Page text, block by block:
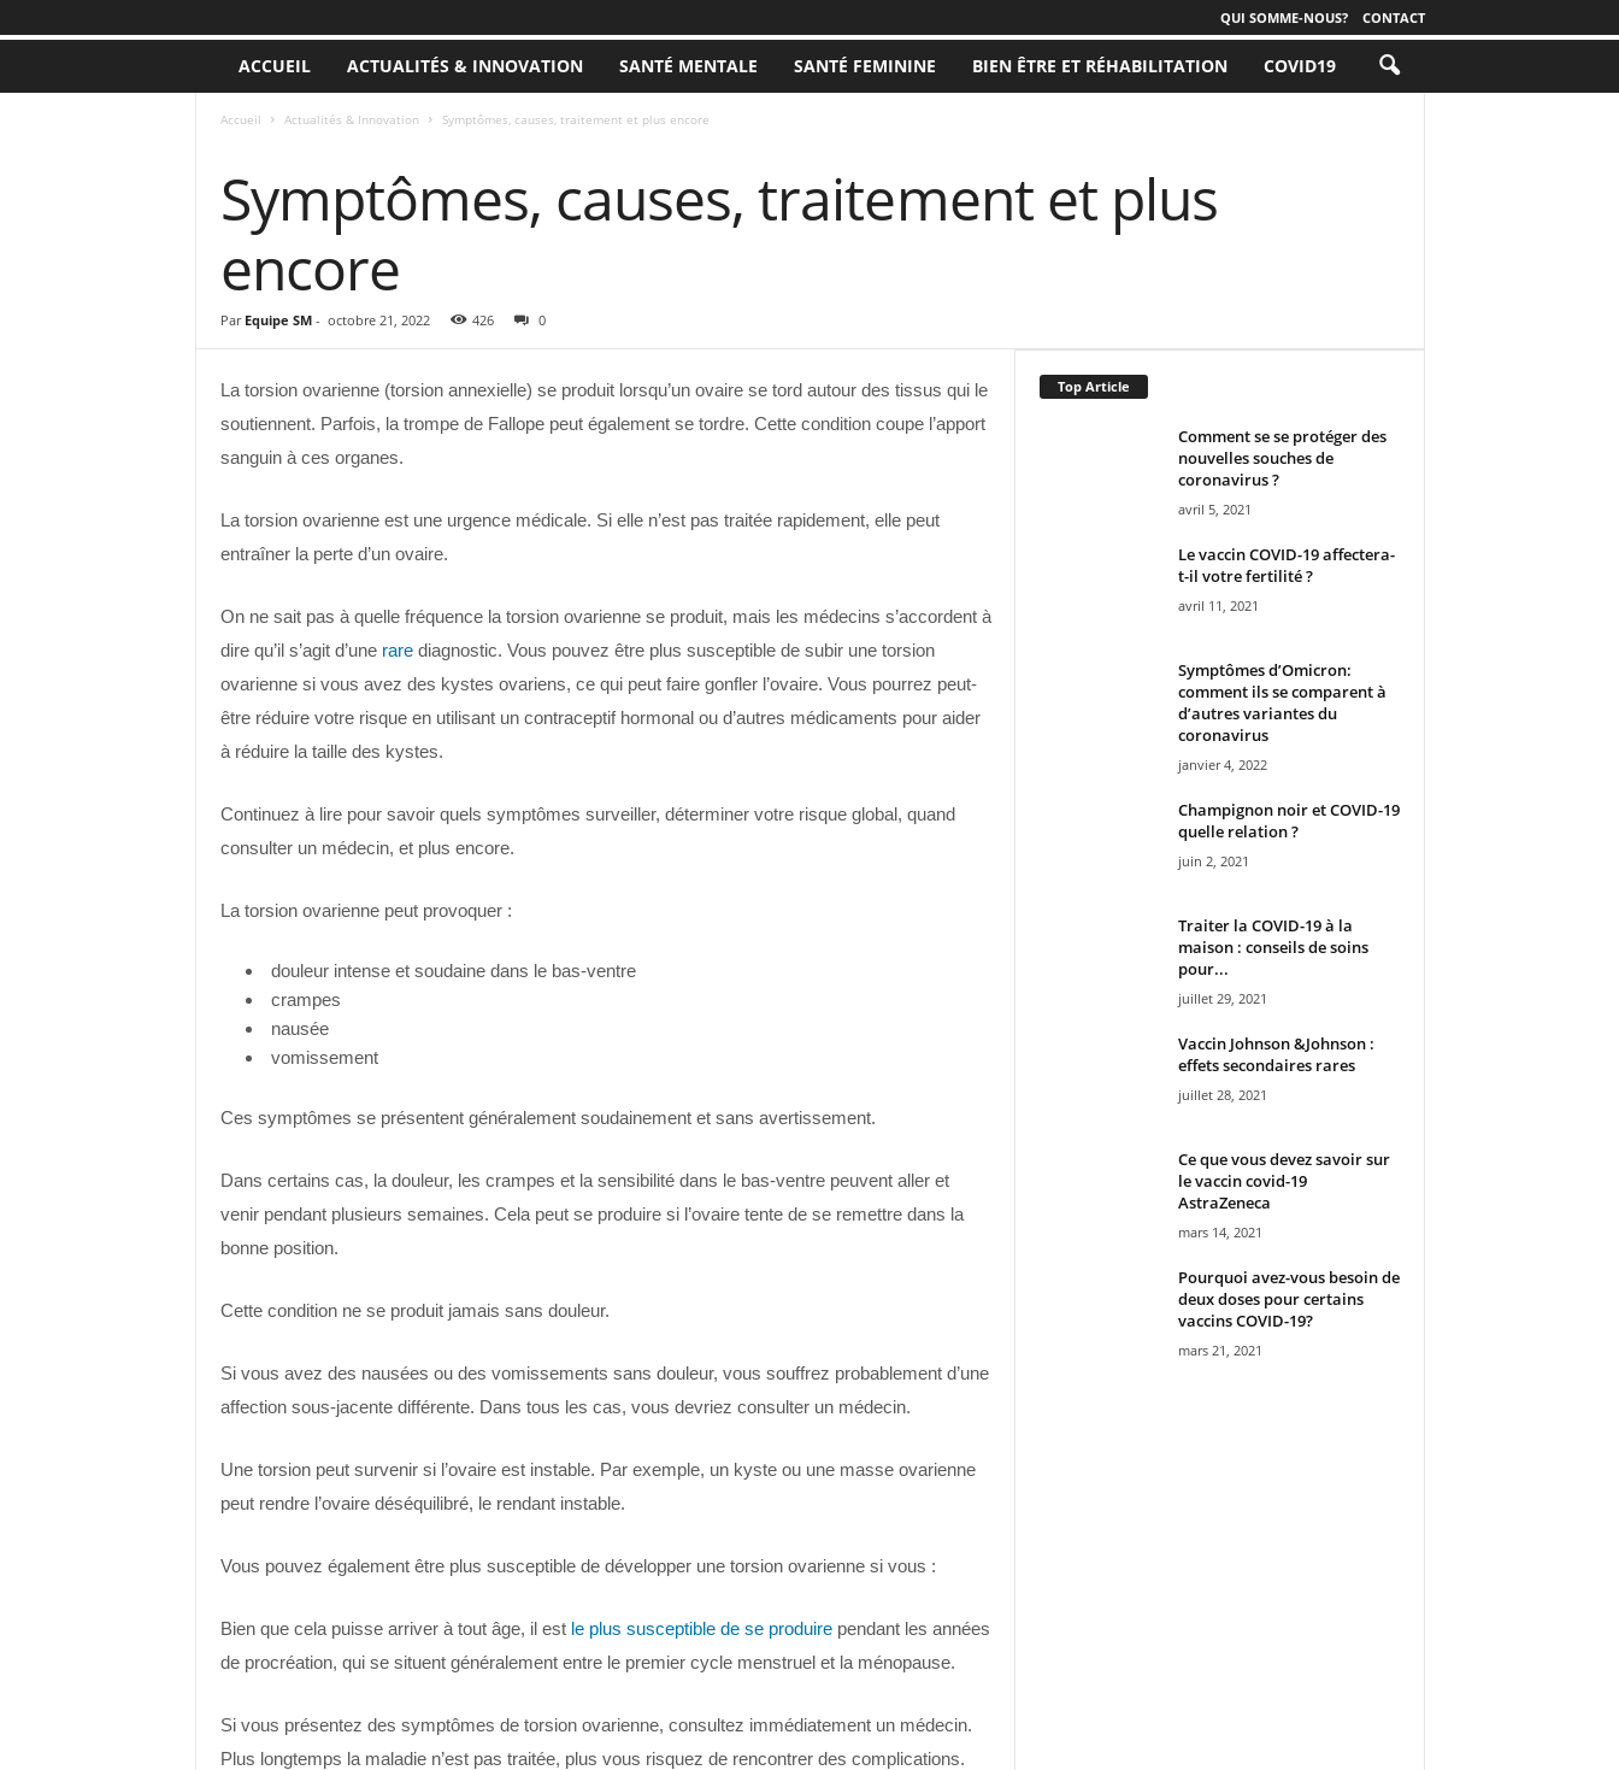
QUI SOMME-NOUS? CONTACT
ACCUEIL ACTUALITÉS & INNOVATION SANTÉ MENTALE SANTÉ FEMININE BIEN ÊTRE ET RÉHABILITATION COVID19
Accueil Actualités & Innovation Symptômes, causes, traitement et plus encore
Symptômes, causes, traitement et plus
encore
Par Equipe SM- octobre 21, 2022 426 0
La torsion ovarienne (torsion annexielle) se produit lorsqu’un ovaire se tord autour des tissus qui le
soutiennent. Parfois, la trompe de Fallope peut également se tordre. Cette condition coupe l’apport
sanguin à ces organes.
La torsion ovarienne est une urgence médicale. Si elle n’est pas traitée rapidement, elle peut
entraîner la perte d’un ovaire.
On ne sait pas à quelle fréquence la torsion ovarienne se produit, mais les médecins s’accordent à
dire qu’il s’agit d’une rarediagnostic. Vous pouvez être plus susceptible de subir une torsion
ovarienne si vous avez des kystes ovariens, ce qui peut faire gonfler l’ovaire. Vous pourrez peut-
être réduire votre risque en utilisant un contraceptif hormonal ou d’autres médicaments pour aider
à réduire la taille des kystes.
Continuez à lire pour savoir quels symptômes surveiller, déterminer votre risque global, quand
consulter un médecin, et plus encore.
La torsion ovarienne peut provoquer :
douleur intense et soudaine dans le bas-ventre
crampes
nausée
vomissement
Ces symptômes se présentent généralement soudainement et sans avertissement.
Dans certains cas, la douleur, les crampes et la sensibilité dans le bas-ventre peuvent aller et
venir pendant plusieurs semaines. Cela peut se produire si l’ovaire tente de se remettre dans la
bonne position.
Cette condition ne se produit jamais sans douleur.
Si vous avez des nausées ou des vomissements sans douleur, vous souffrez probablement d’une
affection sous-jacente différente. Dans tous les cas, vous devriez consulter un médecin.
Une torsion peut survenir si l’ovaire est instable. Par exemple, un kyste ou une masse ovarienne
peut rendre l’ovaire déséquilibré, le rendant instable.
Vous pouvez également être plus susceptible de développer une torsion ovarienne si vous :
Bien que cela puisse arriver à tout âge, il est le plus susceptible de se produirependant les années
de procréation, qui se situent généralement entre le premier cycle menstruel et la ménopause.
Si vous présentez des symptômes de torsion ovarienne, consultez immédiatement un médecin.
Plus longtemps la maladie n’est pas traitée, plus vous risquez de rencontrer des complications.
Top Article
Comment se se protéger des
nouvelles souches de
coronavirus ?
avril 5, 2021
Le vaccin COVID-19 affectera-
t-il votre fertilité ?
avril 11, 2021
Symptômes d’Omicron:
comment ils se comparent à
d’autres variantes du
coronavirus
janvier 4, 2022
Champignon noir et COVID-19
quelle relation ?
juin 2, 2021
Traiter la COVID-19 à la
maison : conseils de soins
pour...
juillet 29, 2021
Vaccin Johnson &Johnson :
effets secondaires rares
juillet 28, 2021
Ce que vous devez savoir sur
le vaccin covid-19
AstraZeneca
mars 14, 2021
Pourquoi avez-vous besoin de
deux doses pour certains
vaccins COVID-19?
mars 21, 2021